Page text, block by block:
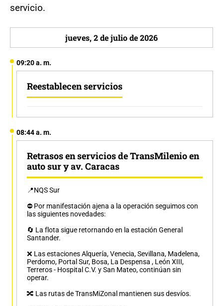
servicio.
jueves, 2 de julio de 2026
09:20 a. m.
Reestablecen servicios
08:44 a. m.
Retrasos en servicios de TransMilenio en
auto sur y av. Caracas
📍NQS Sur
⛔️ Por manifestación ajena a la operación seguimos con
las siguientes novedades:
🔄 La flota sigue retornando en la estación General
Santander.
❌ Las estaciones Alquería, Venecia, Sevillana, Madelena,
Perdomo, Portal Sur, Bosa, La Despensa , León XIII,
Terreros - Hospital C.V. y San Mateo, continúan sin
operar.
🔀 Las rutas de TransMiZonal mantienen sus desvíos.